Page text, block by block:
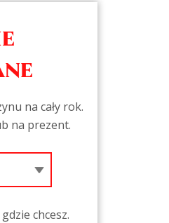
na cały rok.
na prezent.
chcesz.